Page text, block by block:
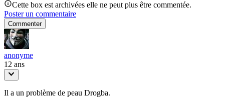
Cette box est archivées elle ne peut plus être commentée.
Poster un commentaire
Commenter
anonyme
12 ans
Il a un problème de peau Drogba.